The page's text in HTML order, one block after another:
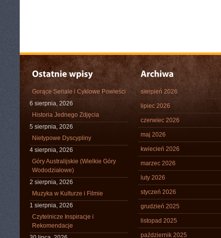
Gorące Seriale i Cyklowe Powieści
6 sierpnia, 2026
Historia Jednego Zdjęcia
5 sierpnia, 2026
Nietypowe Dyscypliny
4 sierpnia, 2026
Góry Australijskie (Wielkie Góry
Wododziałowe)
2 sierpnia, 2026
Muzyka w Kulturze i Filmie
1 sierpnia, 2026
Czytelnicze Inspiracje i
Rekomendacje
sierpień 2026
lipiec 2026
czerwiec 2026
maj 2026
kwiecień 2026
marzec 2026
luty 2026
styczeń 2026
grudzień 2025
listopad 2025
październik 2025